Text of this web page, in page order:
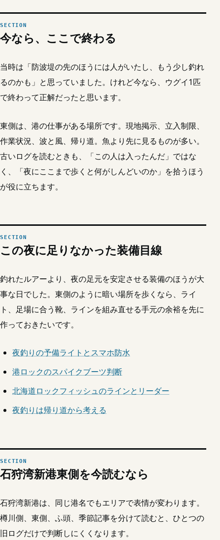
今なら、ここで終わる
当時は「防波堤の先のほうには人がいたし、もう少し釣れ
るのかも」と思っていました。けれど今なら、ウグイ1匹
で終わって正解だったと思います。
東側は、港の仕事がある場所です。現地掲示、立入制限、
作業状況、波と風、帰り道。魚より先に見るものが多い。
古いログを読むときも、「この人は入ったんだ」ではな
く、「夜にここまで歩くと何がしんどいのか」を拾うほう
が役に立ちます。
この夜に足りなかった装備目線
釣れたルアーより、夜の足元を安定させる装備のほうが大
事な日でした。東側のように暗い場所を歩くなら、ライ
ト、足場に合う靴、ラインを組み直せる手元の余裕を先に
作っておきたいです。
夜釣りの予備ライトとスマホ防水
港ロックのスパイクブーツ判断
北海道ロックフィッシュのラインとリーダー
夜釣りは帰り道から考える
石狩湾新港東側を今読むなら
石狩湾新港は、同じ港名でもエリアで表情が変わります。
樽川側、東側、ふ頭、季節記事を分けて読むと、ひとつの
旧ログだけで判断しにくくなります。